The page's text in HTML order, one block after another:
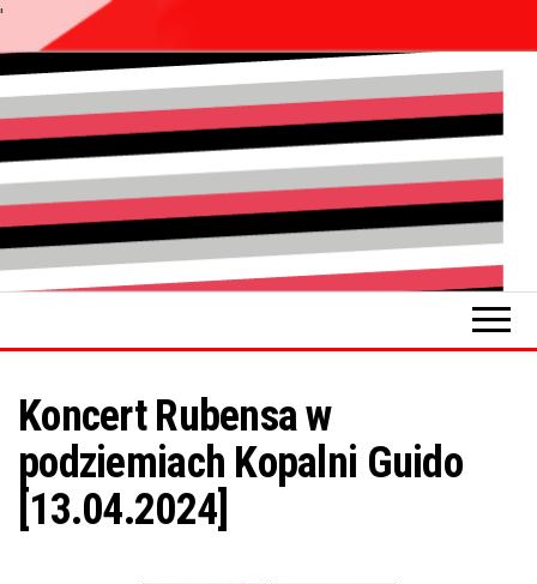
'
Przejdź
do
treści
Pokładykultury.eu
Koncert Rubensa w
podziemiach Kopalni Guido
[13.04.2024]